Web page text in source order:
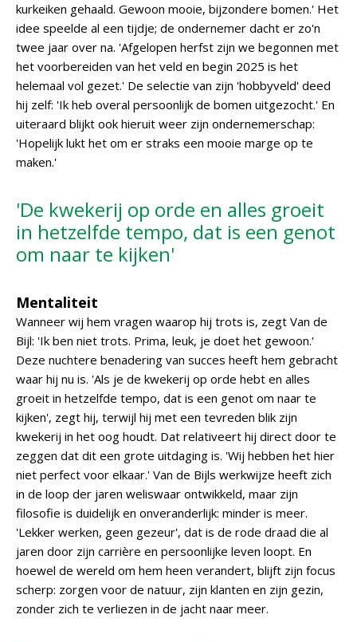
kurkeiken gehaald. Gewoon mooie, bijzondere bomen.' Het
idee speelde al een tijdje; de ondernemer dacht er zo'n
twee jaar over na. 'Afgelopen herfst zijn we begonnen met
het voorbereiden van het veld en begin 2025 is het
helemaal vol gezet.' De selectie van zijn 'hobbyveld' deed
hij zelf: 'Ik heb overal persoonlijk de bomen uitgezocht.' En
uiteraard blijkt ook hieruit weer zijn ondernemerschap:
'Hopelijk lukt het om er straks een mooie marge op te
maken.'
'De kwekerij op orde en alles groeit
in hetzelfde tempo, dat is een genot
om naar te kijken'
Mentaliteit
Wanneer wij hem vragen waarop hij trots is, zegt Van de
Bijl: 'Ik ben niet trots. Prima, leuk, je doet het gewoon.'
Deze nuchtere benadering van succes heeft hem gebracht
waar hij nu is. 'Als je de kwekerij op orde hebt en alles
groeit in hetzelfde tempo, dat is een genot om naar te
kijken', zegt hij, terwijl hij met een tevreden blik zijn
kwekerij in het oog houdt. Dat relativeert hij direct door te
zeggen dat dit een grote uitdaging is. 'Wij hebben het hier
niet perfect voor elkaar.' Van de Bijls werkwijze heeft zich
in de loop der jaren weliswaar ontwikkeld, maar zijn
filosofie is duidelijk en onveranderlijk: minder is meer.
'Lekker werken, geen gezeur', dat is de rode draad die al
jaren door zijn carrière en persoonlijke leven loopt. En
hoewel de wereld om hem heen verandert, blijft zijn focus
scherp: zorgen voor de natuur, zijn klanten en zijn gezin,
zonder zich te verliezen in de jacht naar meer.